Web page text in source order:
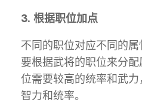
3. 根据职位加点
不同的职位对应不同的
要根据武将的职位来分
位需要较高的统率和武
智力和统率。